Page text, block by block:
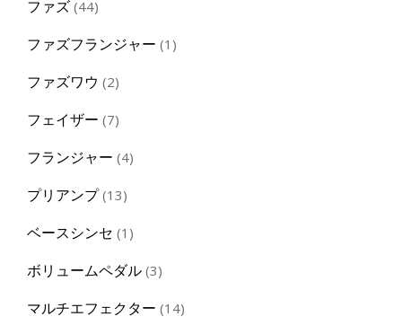
ファズ 4444
ファズフランジャー 1 1
ファズワウ 22
フェイザー 77
フランジャー 44
プリアンプ 1313
ベースシンセ 1 1
ボリュームペダル 33
マルチエフェクター 1414